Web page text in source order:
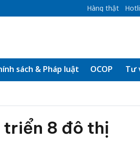
Hàng thật
sách & Pháp luật OCOP Tư
triển 8 đô thị